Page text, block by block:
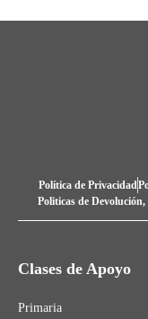
Política de Privacidad
Politicas de
Clases de Apoyo
Primaria